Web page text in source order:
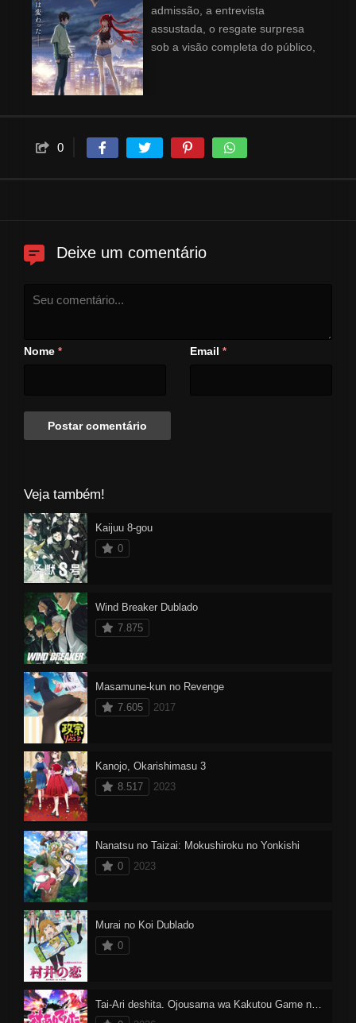
admissão, a entrevista
assustada, o resgate surpresa
sob a visão completa do público,
jovens comuns embarcaram no
lendário caminho de lutar contra
0
Deixe um comentário
Nome * Email *
Veja também!
Kaijuu 8-gou
0
Wind Breaker Dublado
7.875
Masamune-kun no Revenge
7.605
2017
Kanojo, Okarishimasu 3
8.517
2023
Nanatsu no Taizai: Mokushiroku no Yonkishi
0
2023
Murai no Koi Dublado
0